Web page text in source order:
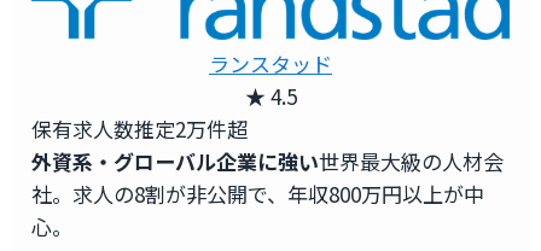
ランスタッド
★ 4.5
保有求人数推定2万件超
外資系・グローバル企業に強い世界最大級の人材会
社。求人の8割が非公開で、年収800万円以上が中
心。